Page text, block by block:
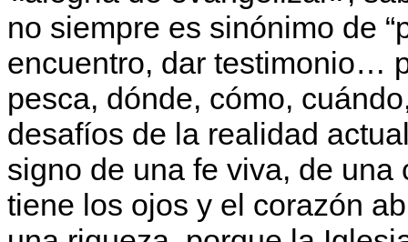
no siempre es sinónimo de
encuentro, dar testimonio…
pesca, dónde, cómo,
desafíos de la realidad
signo de una fe viva, de
tiene los ojos y el corazón